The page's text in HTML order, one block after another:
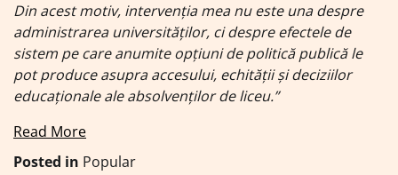
Din acest motiv, intervenția mea nu este una despre
administrarea universităților, ci despre efectele de
sistem pe care anumite opțiuni de politică publică le
pot produce asupra accesului, echității și deciziilor
educaționale ale absolvenților de liceu.”
Read More
Posted in Popular